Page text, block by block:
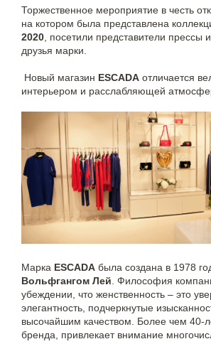
Торжественное мероприятие в честь
на котором была представлена
2020, посетили представители прессы
друзья марки.
Новый магазин ESCADA отличается
интерьером и расслабляющей
Марка ESCADA была создана в 1978
Вольфгангом Лей . Философия
убеждении, что женственность – это
элегантность, подчеркнутые
высочайшим качеством. Более чем 40-
бренда, привлекает внимание